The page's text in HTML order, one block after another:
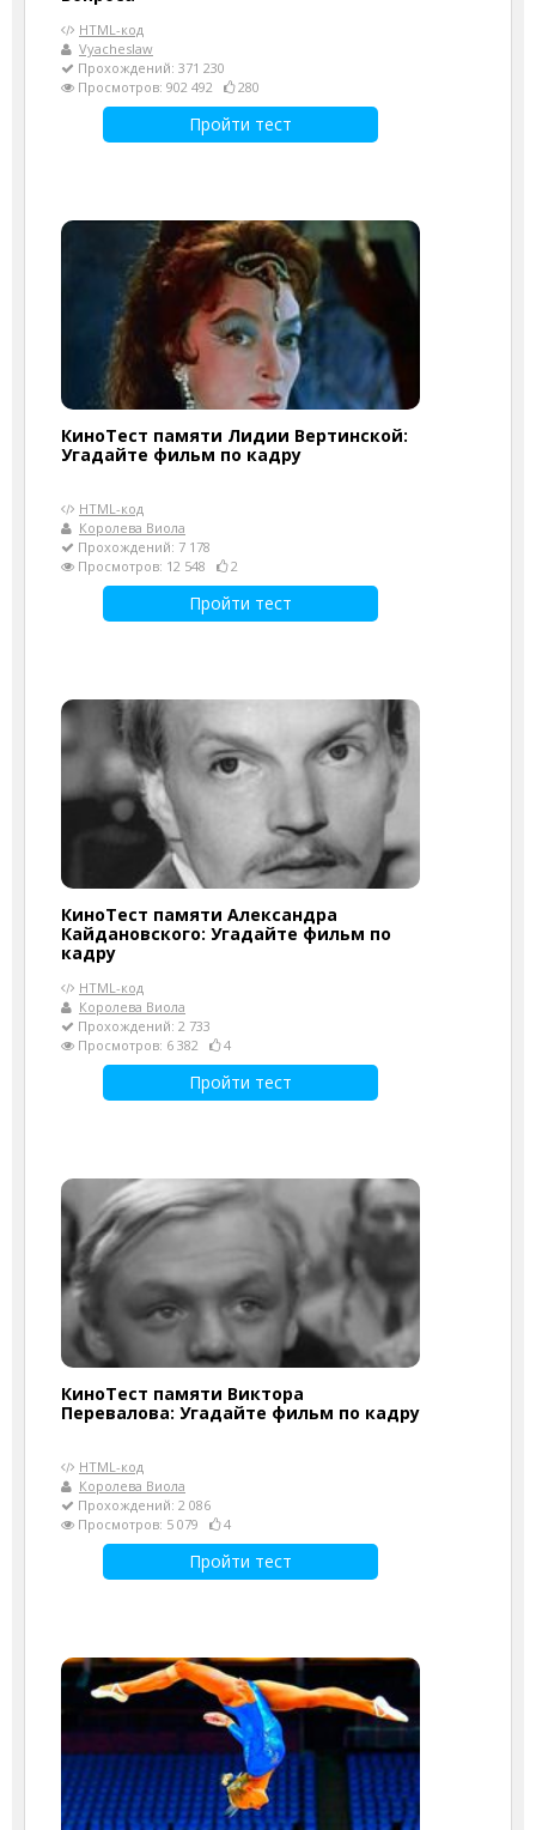
HTML-код
Vyacheslaw
Прохождений: 371 230
Просмотров: 902 492
280
Пройти тест
КиноТест памяти Лидии Вертинской:
Угадайте фильм по кадру
HTML-код
Королева Виола
Прохождений: 7 178
Просмотров: 12 548
2
Пройти тест
КиноТест памяти Александра
Кайдановского: Угадайте фильм по
кадру
HTML-код
Королева Виола
Прохождений: 2 733
Просмотров: 6 382
4
Пройти тест
КиноТест памяти Виктора
Перевалова: Угадайте фильм по кадру
HTML-код
Королева Виола
Прохождений: 2 086
Просмотров: 5 079
4
Пройти тест